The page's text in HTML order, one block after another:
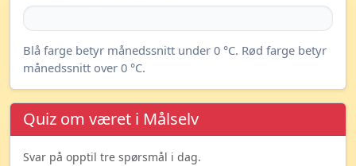
Blå farge betyr månedssnitt under 0 °C. Rød farge betyr
månedssnitt over 0 °C.
Quiz om været i Målselv
Svar på opptil tre spørsmål i dag.